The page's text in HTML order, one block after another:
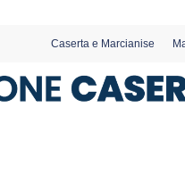
Caserta e Marcianise